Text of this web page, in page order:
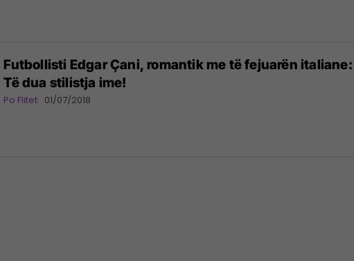
Futbollisti Edgar Çani, romantik me të fejuarën italiane:
Të dua stilistja ime!
Po Flitet 01/07/2018